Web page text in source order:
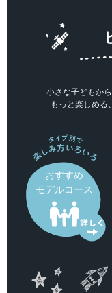
小さな子どもか
もっと楽しめる
おすすめ
モデルコース